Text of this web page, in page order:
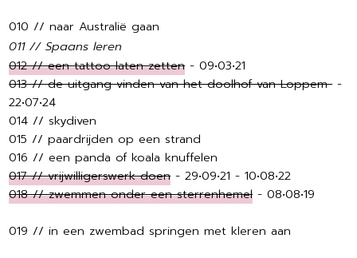
010 // naar Australië gaan
011 // Spaans leren
012 // een tattoo laten zetten- 09•03•21
013 // de uitgang vinden van het doolhof van Loppem-
22•07•24
014 // skydiven
015 // paardrijden op een strand
016 // een panda of koala knuffelen
017 // vrijwilligerswerk doen- 29•09•21 - 10•08•22
018 // zwemmen onder een sterrenhemel- 08•08•19
019 // in een zwembad springen met kleren aan